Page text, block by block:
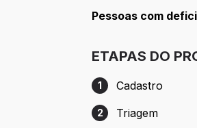
Pessoas com
ETAPAS DO
Etapa 1: Cadastro
1 Cadastro
Etapa 2: Triagem
2 Triagem